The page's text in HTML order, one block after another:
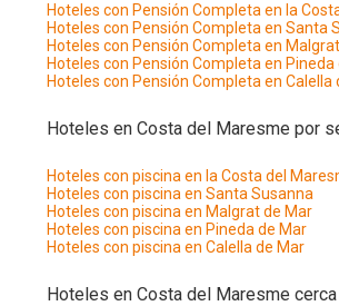
Hoteles con Pensión Completa en la
Hoteles con Pensión Completa en Santa
Hoteles con Pensión Completa en
Hoteles con Pensión Completa en Pineda
Hoteles con Pensión Completa en Calella
Hoteles en Costa del Maresme por
Hoteles con piscina en la Costa del
Hoteles con piscina en Santa Susanna
Hoteles con piscina en Malgrat de Mar
Hoteles con piscina en Pineda de Mar
Hoteles con piscina en Calella de Mar
Hoteles en Costa del Maresme